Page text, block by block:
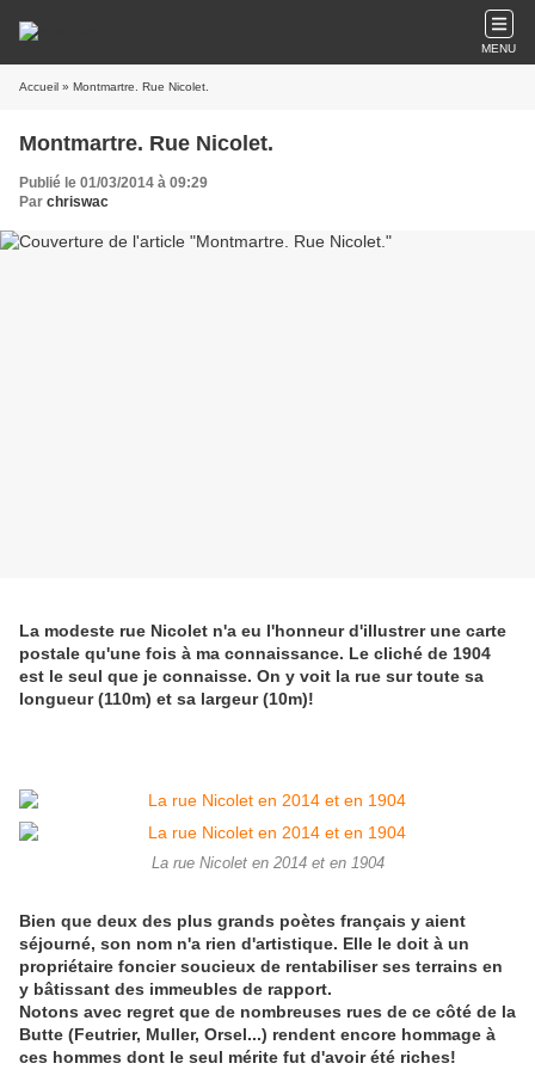
MENU
Accueil » Montmartre. Rue Nicolet.
Montmartre. Rue Nicolet.
Publié le 01/03/2014 à 09:29
Par chriswac
La modeste rue Nicolet n'a eu l'honneur d'illustrer une carte
postale qu'une fois à ma connaissance. Le cliché de 1904
est le seul que je connaisse. On y voit la rue sur toute sa
longueur (110m) et sa largeur (10m)!
La rue Nicolet en 2014 et en 1904
Bien que deux des plus grands poètes français y aient
séjourné, son nom n'a rien d'artistique. Elle le doit à un
propriétaire foncier soucieux de rentabiliser ses terrains en
y bâtissant des immeubles de rapport.
Notons avec regret que de nombreuses rues de ce côté de la
Butte (Feutrier, Muller, Orsel...) rendent encore hommage à
ces hommes dont le seul mérite fut d'avoir été riches!